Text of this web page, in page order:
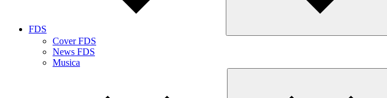
FDS
Cover FDS
News FDS
Musica